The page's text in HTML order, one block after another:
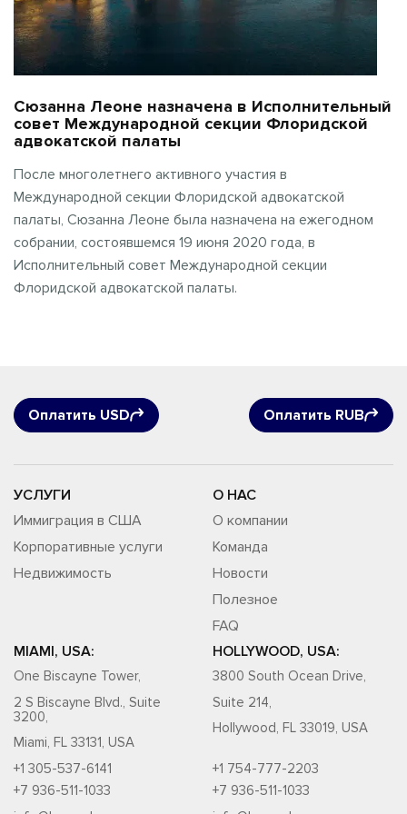
Сюзанна Леоне назначена в Исполнительный
совет Международной секции Флоридской
адвокатской палаты
После многолетнего активного участия в
Международной секции Флоридской адвокатской
палаты, Сюзанна Леоне была назначена на ежегодном
собрании, состоявшемся 19 июня 2020 года, в
Исполнительный совет Международной секции
Флоридской адвокатской палаты.
Оплатить USD Оплатить RUB
УСЛУГИ
Иммиграция в США
Корпоративные услуги
Недвижимость
О НАС
О компании
Команда
Новости
Полезное
FAQ
MIAMI, USA:
One Biscayne Tower,
2 S Biscayne Blvd., Suite
3200,
Miami, FL 33131, USA
+1 305-537-6141
+7 936-511-1033
HOLLYWOOD, USA:
3800 South Ocean Drive,
Suite 214,
Hollywood, FL 33019, USA
+1 754-777-2203
+7 936-511-1033